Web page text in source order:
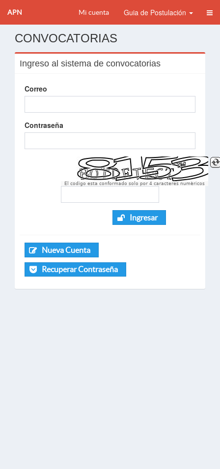
APN Mi cuenta Guia de Postulación
CONVOCATORIAS
Ingreso al sistema de convocatorias
Correo
Contraseña
El codigo esta conformado solo por 4 caracteres numèricos
Ingresar
Nueva Cuenta
Recuperar Contraseña